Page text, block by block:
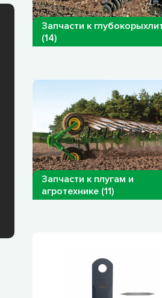
Запчасти к
(14)
Запчасти к плугам и
агротехнике (11)